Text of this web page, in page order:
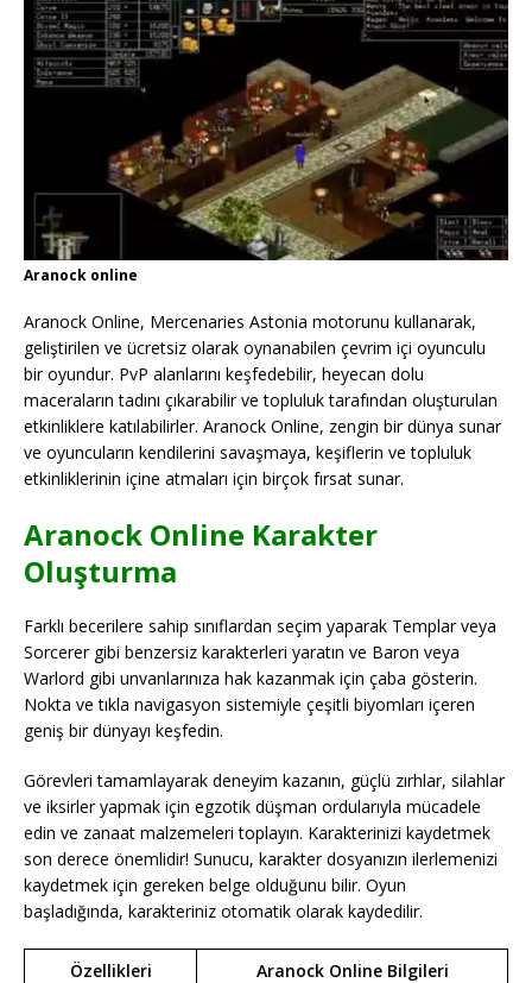
Aranock online
Aranock Online, Mercenaries Astonia motorunu kullanarak,
geliştirilen ve ücretsiz olarak oynanabilen çevrim içi oyunculu
bir oyundur. PvP alanlarını keşfedebilir, heyecan dolu
maceraların tadını çıkarabilir ve topluluk tarafından oluşturulan
etkinliklere katılabilirler. Aranock Online, zengin bir dünya sunar
ve oyuncuların kendilerini savaşmaya, keşiflerin ve topluluk
etkinliklerinin içine atmaları için birçok fırsat sunar.
Aranock Online Karakter
Oluşturma
Farklı becerilere sahip sınıflardan seçim yaparak Templar veya
Sorcerer gibi benzersiz karakterleri yaratın ve Baron veya
Warlord gibi unvanlarınıza hak kazanmak için çaba gösterin.
Nokta ve tıkla navigasyon sistemiyle çeşitli biyomları içeren
geniş bir dünyayı keşfedin.
Görevleri tamamlayarak deneyim kazanın, güçlü zırhlar, silahlar
ve iksirler yapmak için egzotik düşman ordularıyla mücadele
edin ve zanaat malzemeleri toplayın. Karakterinizi kaydetmek
son derece önemlidir! Sunucu, karakter dosyanızın ilerlemenizi
kaydetmek için gereken belge olduğunu bilir. Oyun
başladığında, karakteriniz otomatik olarak kaydedilir.
Özellikleri
Aranock Online Bilgileri